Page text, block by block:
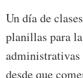
Un día de
planillas para
administrativas
desde que